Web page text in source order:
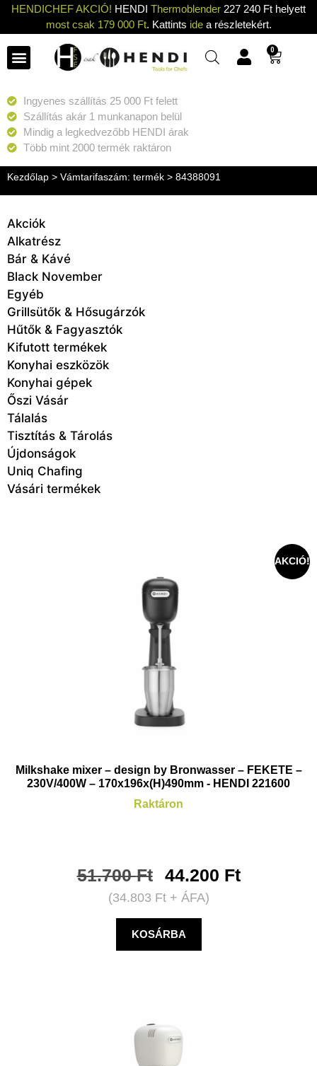
HENDICHEF AKCIÓ! HENDI Thermoblender 227 240 Ft helyett
most csak 179 000 Ft. Kattints idea részletekért.
0
Ingyenes szállítás 25 000 Ft felett
Szállítás akár 1 munkanapon belül
Mindig a legkedvezőbb HENDI árak
Több mint 2000 termék raktáron
Kezdőlap > Vámtarifaszám: termék > 84388091
Akciók
Alkatrész
Bár & Kávé
Black November
Egyéb
Grillsütők & Hősugárzók
Hűtők & Fagyasztók
Kifutott termékek
Konyhai eszközök
Konyhai gépek
Őszi Vásár
Tálalás
Tisztítás & Tárolás
Újdonságok
Uniq Chafing
Vásári termékek
AKCIÓ!
Milkshake mixer – design by Bronwasser – FEKETE –
230V/400W – 170x196x(H)490mm - HENDI 221600
Raktáron
51.700Ft 44.200 Ft
(34.803 Ft+ ÁFA)
KOSÁRBA